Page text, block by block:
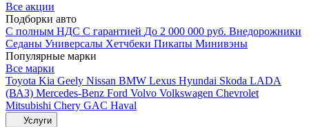
Все акции
Подборки авто
С полным НДС С гарантией До 2 000 000 руб. Внедорожники
Седаны Универсалы Хетчбеки Пикапы Минивэны
Популярные марки
Все марки
Toyota Kia Geely Nissan BMW Lexus Hyundai Skoda LADA
(ВАЗ) Mercedes-Benz Ford Volvo Volkswagen Chevrolet
Mitsubishi Chery GAC Haval
Услуги